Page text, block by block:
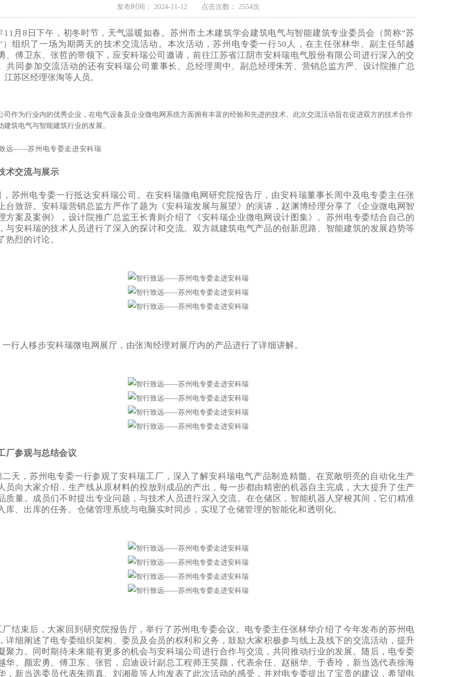
发布时间： 2024-11-12 点击次数： 2554次
11 月8 日下午，初冬时节，天气温暖如春。苏州市土木建筑学会建筑电气与智能建筑专业委员会（简称“苏
）组织了一场为期两天的技术交流活动。本次活动，苏州电专委一行50 人，在主任张林华、副主任邹越
、傅卫东、张哲的带领下，应安科瑞公司邀请，前往江苏省江阴市安科瑞电气股份有限公司进行深入的交
共同参加交流活动的还有安科瑞公司董事长、总经理周中、副总经理朱芳、营销总监方严、设计院推广总
江苏区经理张淘等人员。
司作为行业内的优秀企业，在电气设备及企业微电网系统方面拥有丰富的经验和先进的技术。此次交流活动旨在促进双方的技术合作
建筑电气与智能建筑行业的发展。
术交流与展示
苏州电专委一行抵达安科瑞公司。在安科瑞微电网研究院报告厅，由安科瑞董事长周中及电专委主任张
台致辞。安科瑞营销总监方严作了题为《安科瑞发展与展望》的演讲，赵渊博经理分享了《企业微电网智
方案及案例》，设计院推广总监王长青则介绍了《安科瑞企业微电网设计图集》。苏州电专委结合自己的
与安科瑞的技术人员进行了深入的探讨和交流。双方就建筑电气产品的创新思路、智能建筑的发展趋势等
热烈的讨论。
行人移步安科瑞微电网展厅，由张淘经理对展厅内的产品进行了详细讲解。
厂参观与总结会议
二天，苏州电专委一行参观了安科瑞工厂，深入了解安科瑞电气产品制造精髓。在宽敞明亮的自动化生产
员向大家介绍，生产线从原材料的投放到成品的产出，每一步都由精密的机器自主完成，大大提升了生产
质量。成员们不时提出专业问题，与技术人员进行深入交流。在仓储区，智能机器人穿梭其间，它们精准
库、出库的任务。仓储管理系统与电脑实时同步，实现了仓储管理的智能化和透明化。
厂结束后，大家回到研究院报告厅，举行了苏州电专委会议。电专委主任张林华介绍了今年发布的苏州电
详细阐述了电专委组织架构、委员及会员的权利和义务，鼓励大家积极参与线上及线下的交流活动，提升
聚力。同时期待未来能有更多的机会与安科瑞公司进行合作与交流，共同推动行业的发展。随后，电专委
华、颜宏勇、傅卫东、张哲， 启迪设计副总工程师王笑颜 ，代表余任、赵丽华、于香玲，新当选代表徐海
，新当选委员代表朱雨真、刘湘盈等人均发表了此次活动的感受， 并对电专委提出了宝贵的建议，希望电